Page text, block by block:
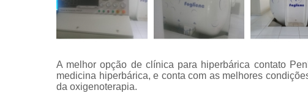
Tratamentos por
oxigenoterapia
A melhor opção de clínica para hiperbárica contato
medicina hiperbárica, e conta com as melhores
da oxigenoterapia.